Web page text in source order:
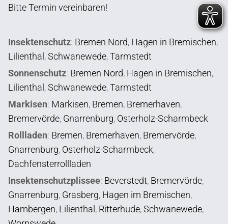
Bitte Termin vereinbaren!
Insektenschutz: Bremen Nord, Hagen in Bremischen,
Lilienthal ,Schwanewede,Tarmstedt
Sonnenschutz: Bremen Nord, Hagen in Bremischen,
Lilienthal ,Schwanewede,Tarmstedt
Markisen: Markisen, Bremen, Bremerhaven,
Bremervörde, Gnarrenburg, Osterholz-Scharmbeck
Rollladen: Bremen, Bremerhaven, Bremervörde,
Gnarrenburg, Osterholz-Scharmbeck,
Dachfensterrollladen
Insektenschutzplissee: Beverstedt, Bremervörde,
Gnarrenburg, Grasberg, Hagen im Bremischen,
Hambergen, Lilienthal , Ritterhude,Schwanewede,